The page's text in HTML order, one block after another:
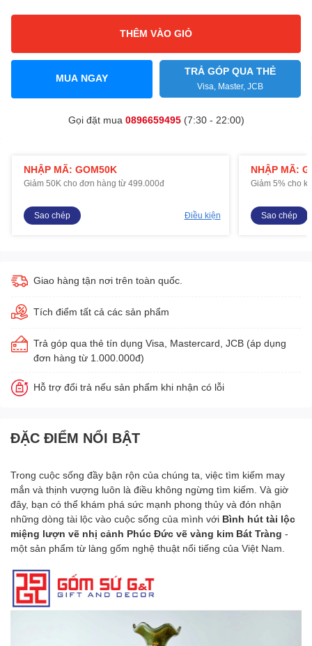
THÊM VÀO GIỎ
MUA NGAY
TRẢ GÓP QUA THẺ
Visa, Master, JCB
Gọi đặt mua 0896659495(7:30 - 22:00)
NHẬP MÃ: GOM50K
Giảm 50K cho đơn hàng từ 499.000đ
Sao chép Điều kiện
NHẬP MÃ:
Giảm 5% cho
Sao chép
Giao hàng tận nơi trên toàn quốc.
Tích điểm tất cả các sản phẩm
Trả góp qua thẻ tín dụng Visa, Mastercard, JCB (áp dụng
đơn hàng từ 1.000.000đ)
Hỗ trợ đổi trả nếu sản phẩm khi nhận có lỗi
ĐẶC ĐIỂM NỔI BẬT
Trong cuộc sống đầy bận rộn của chúng ta, việc tìm kiếm may
mắn và thịnh vượng luôn là điều không ngừng tìm kiếm. Và giờ
đây, bạn có thể khám phá sức mạnh phong thủy và đón nhận
những dòng tài lộc vào cuộc sống của mình với Bình hút tài lộc
miệng lượn vẽ nhị cảnh Phúc Đức vẽ vàng kim Bát Tràng -
một sản phẩm từ làng gốm nghệ thuật nổi tiếng của Việt Nam.